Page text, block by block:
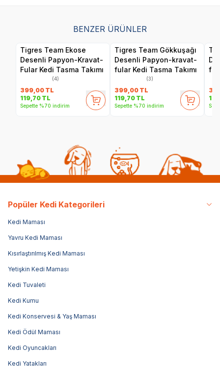
BENZER ÜRÜNLER
Tigres Team Ekose
Desenli Papyon-Kravat-
Fular Kedi Tasma Takımı
(4)
399,00 TL
119,70 TL
Sepette %70 indirim
Tigres Team Gökkuşağı
Desenli Papyon-kravat-
fular Kedi Tasma Takımı
(3)
399,00 TL
119,70 TL
Sepette %70 indirim
Popüler Kedi Kategorileri
Kedi Maması
Yavru Kedi Maması
Kısırlaştırılmış Kedi Maması
Yetişkin Kedi Maması
Kedi Tuvaleti
Kedi Kumu
Kedi Konservesi & Yaş Maması
Kedi Ödül Maması
Kedi Oyuncakları
Kedi Yatakları